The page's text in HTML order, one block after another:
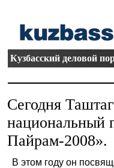
Кузбасский деловой
Сегодня
национальный
Пайрам-2008».
В этом году он